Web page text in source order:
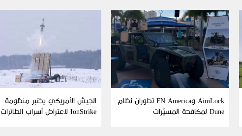
AimLock وFN America تطوران نظام
Dune لمكافحة المسيّرات
الجيش الأمريكي يختبر منظومة
IonStrike لاعتراض أسراب الطائرات